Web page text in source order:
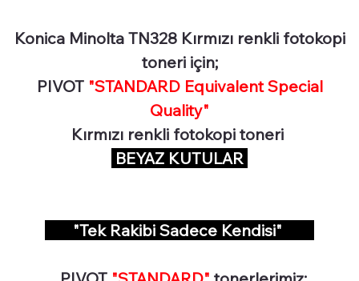
Konica Minolta TN328 Kırmızı renkli fotokopi
toneri için;
PIVOT "STANDARD Equivalent Special
Quality"
Kırmızı renkli fotokopi toneri
BEYAZ KUTULAR
"Tek Rakibi Sadece Kendisi"